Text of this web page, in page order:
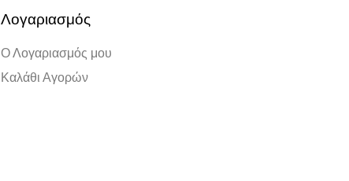
Λογαριασμός
Ο Λογαριασμός μου
Καλάθι Αγορών